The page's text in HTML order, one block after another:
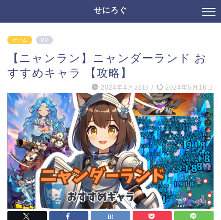
せにろぐ
ゲーム PR
【ニャンラン】ニャンダーランド お
すすめキャラ 【攻略】
2024年4月28日 / 2024年5月16日